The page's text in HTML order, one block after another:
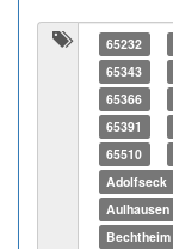
65232
65343
65366
65391
65510
Adolfseck
Aulhausen
Bechtheim